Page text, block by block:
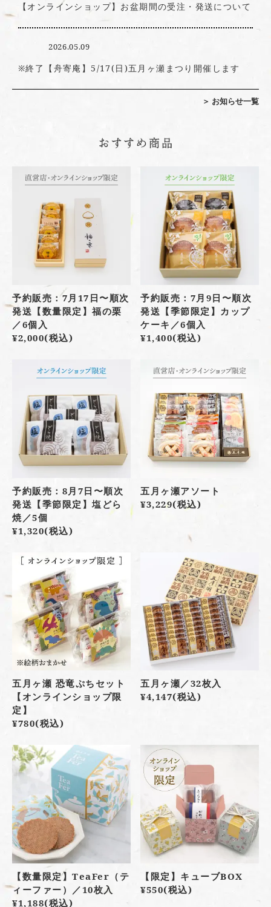
【オンラインショップ】お盆期間の受注・発送について
2026.05.09
※終了【舟寄庵】5/17(日)五月ヶ瀬まつり開催します
＞ お知らせ一覧
予約販売：7月17日〜順次
発送【数量限定】福の栗
／6個入
¥2,000(税込)
予約販売：7月9日〜順次
発送【季節限定】カップ
ケーキ／6個入
¥1,400(税込)
予約販売：8月7日〜順次
発送【季節限定】塩どら
焼／5個
¥1,320(税込)
五月ヶ瀬アソート
¥3,229(税込)
五月ヶ瀬 恐竜ぷちセット
【オンラインショップ限
定】
¥780(税込)
五月ヶ瀬／32枚入
¥4,147(税込)
【数量限定】TeaFer（テ
ィーファー）／10枚入
¥1,188(税込)
【限定】キューブBOX
¥550(税込)